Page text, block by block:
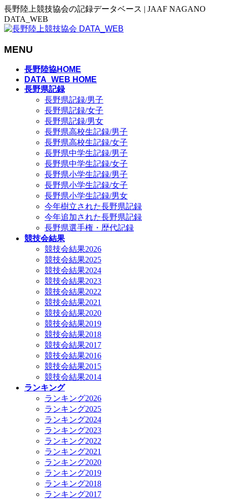
長野陸上競技協会の記録データベース | JAAF NAGANO
DATA_WEB
MENU
長野陸協HOME
DATA_WEB HOME
長野県記録
長野県記録/男子
長野県記録/女子
長野県記録/男女
長野県高校生記録/男子
長野県高校生記録/女子
長野県中学生記録/男子
長野県中学生記録/女子
長野県小学生記録/男子
長野県小学生記録/女子
長野県小学生記録/男女
今年樹立された長野県記録
今年追加された長野県記録
長野県選手権・歴代記録
競技会結果
競技会結果2026
競技会結果2025
競技会結果2024
競技会結果2023
競技会結果2022
競技会結果2021
競技会結果2020
競技会結果2019
競技会結果2018
競技会結果2017
競技会結果2016
競技会結果2015
競技会結果2014
ランキング
ランキング2026
ランキング2025
ランキング2024
ランキング2023
ランキング2022
ランキング2021
ランキング2020
ランキング2019
ランキング2018
ランキング2017